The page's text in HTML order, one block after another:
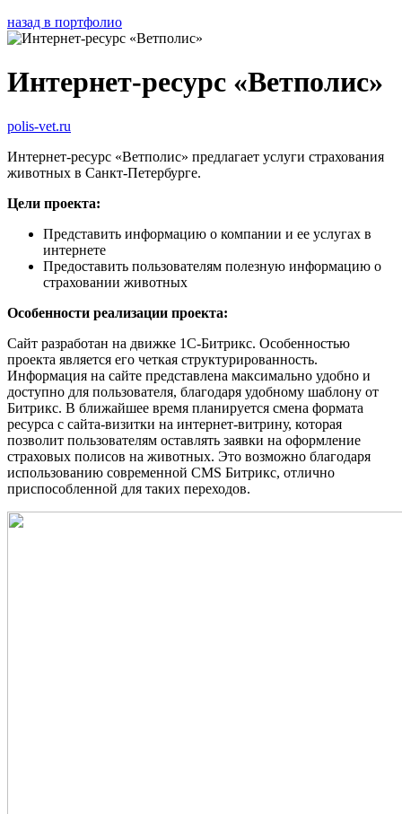
назад в портфолио
Интернет-ресурс «Ветполис»
polis-vet.ru
Интернет-ресурс «Ветполис» предлагает услуги страхования
животных в Санкт-Петербурге.
Цели проекта:
Представить информацию о компании и ее услугах в
интернете
Предоставить пользователям полезную информацию о
страховании животных
Особенности реализации проекта:
Сайт разработан на движке 1С-Битрикс. Особенностью
проекта является его четкая структурированность.
Информация на сайте представлена максимально удобно и
доступно для пользователя, благодаря удобному шаблону от
Битрикс. В ближайшее время планируется смена формата
ресурса с сайта-визитки на интернет-витрину, которая
позволит пользователям оставлять заявки на оформление
страховых полисов на животных. Это возможно благодаря
использованию современной CMS Битрикс, отлично
приспособленной для таких переходов.